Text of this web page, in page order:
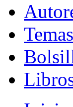
Temas